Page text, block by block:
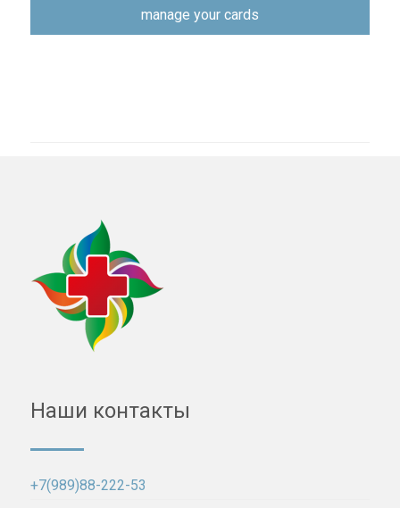
manage your cards
Наши контакты
+7(989)88-222-53